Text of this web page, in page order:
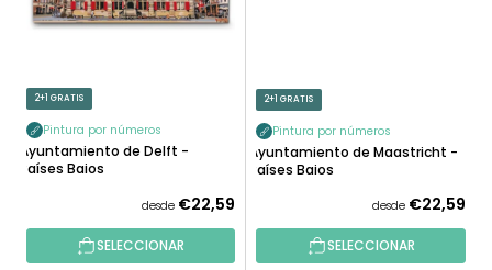
2+1 GRATIS
Pintura por números
Ayuntamiento de Delft -
Países Bajos
desde €22,59
SELECCIONAR
2+1 GRATIS
Pintura por números
Ayuntamiento de Maastricht -
Países Bajos
desde €22,59
SELECCIONAR